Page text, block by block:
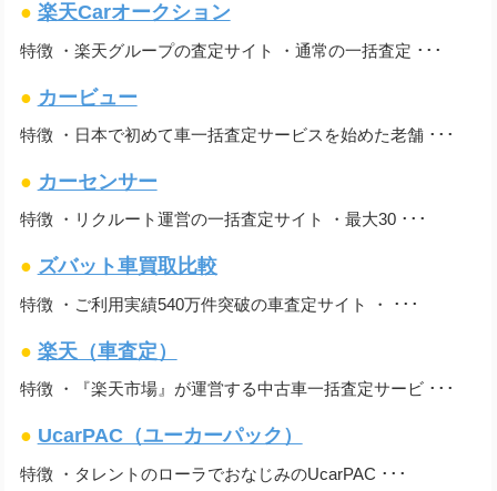
● 楽天Carオークション
特徴 ・楽天グループの査定サイト ・通常の一括査定 ･･･
● カービュー
特徴 ・日本で初めて車一括査定サービスを始めた老舗 ･･･
● カーセンサー
特徴 ・リクルート運営の一括査定サイト ・最大30 ･･･
● ズバット車買取比較
特徴 ・ご利用実績540万件突破の車査定サイト ・ ･･･
● 楽天（車査定）
特徴 ・『楽天市場』が運営する中古車一括査定サービ ･･･
● UcarPAC（ユーカーパック）
特徴 ・タレントのローラでおなじみのUcarPAC ･･･